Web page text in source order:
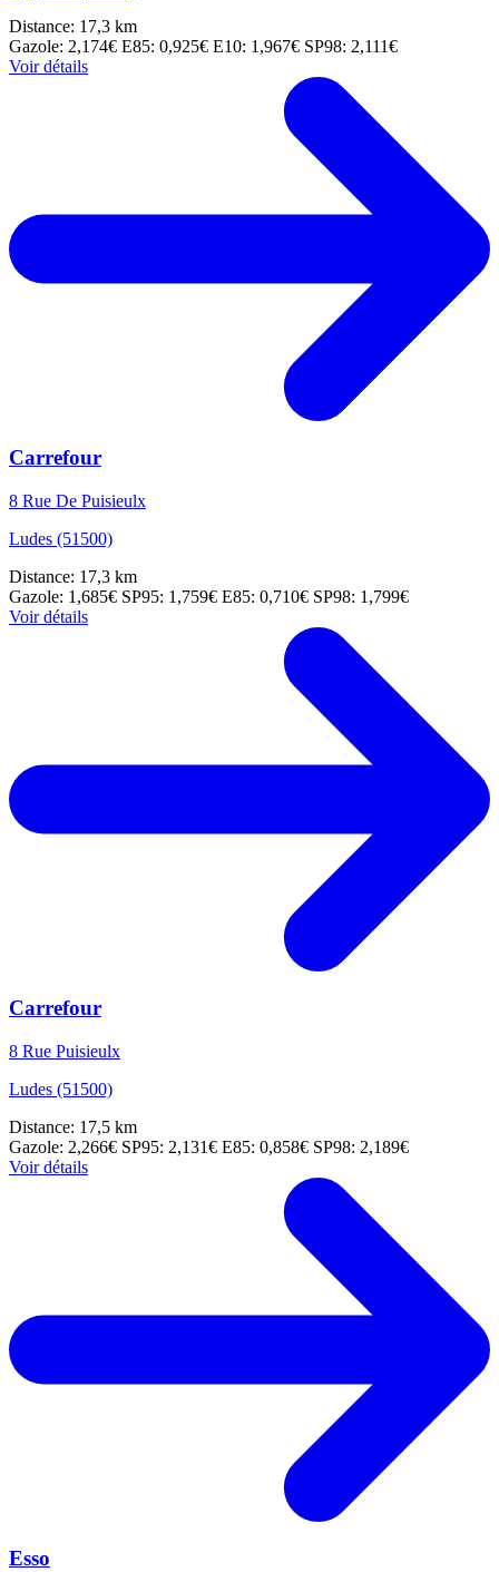
Distance: 17,3 km
Gazole: 2,174€ E85: 0,925€ E10: 1,967€ SP98: 2,111€
Voir détails
Carrefour
8 Rue De Puisieulx
Ludes (51500)
Distance: 17,3 km
Gazole: 1,685€ SP95: 1,759€ E85: 0,710€ SP98: 1,799€
Voir détails
Carrefour
8 Rue Puisieulx
Ludes (51500)
Distance: 17,5 km
Gazole: 2,266€ SP95: 2,131€ E85: 0,858€ SP98: 2,189€
Voir détails
Esso